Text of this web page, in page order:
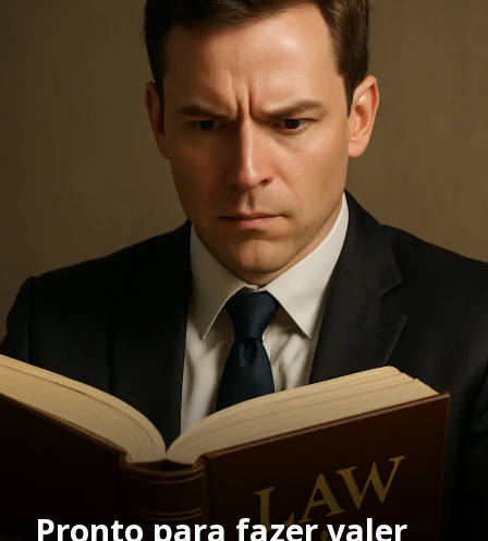
Pronto para fazer valer